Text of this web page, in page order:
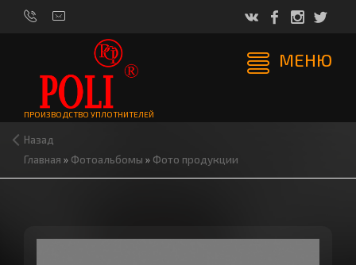
ПРОИЗВОДСТВО УПЛОТНИТЕЛЕЙ
МЕНЮ
Назад
Главная » Фотоальбомы » Фото продукции